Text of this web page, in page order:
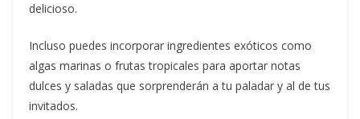
delicioso.
Incluso puedes incorporar ingredientes exóticos como
algas marinas o frutas tropicales para aportar notas
dulces y saladas que sorprenderán a tu paladar y al de tus
invitados.